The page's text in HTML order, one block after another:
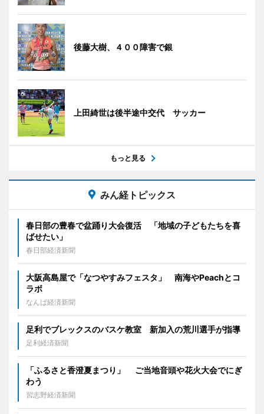
後藤大樹、４００障害で銀
上田綺世は後半途中交代 サッカー
もっと見る
みん経トピックス
春日部の豊春で盆踊り大会復活 「地域の子どもたちを喜
ばせたい」
春日部経済新聞
大阪高島屋で「なつやすみフェスタ」 南海やPeachとコ
ラボ
なんば経済新聞
足利でブレックスのバスケ教室 新加入の荒川選手が指導
足利経済新聞
「ふるさと香澄夏まつり」 ご当地音頭や花火大会でにぎ
わう
習志野経済新聞